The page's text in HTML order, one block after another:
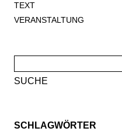
TEXT
VERANSTALTUNG
nach:
SCHLAGWÖRTER